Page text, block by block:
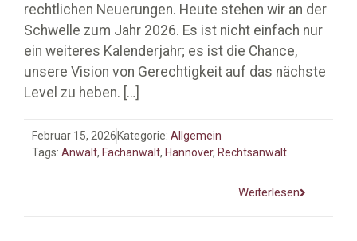
rechtlichen Neuerungen. Heute stehen wir an der
Schwelle zum Jahr 2026. Es ist nicht einfach nur
ein weiteres Kalenderjahr; es ist die Chance,
unsere Vision von Gerechtigkeit auf das nächste
Level zu heben. […]
Februar 15, 2026 Kategorie: Allgemein
Tags: Anwalt, Fachanwalt, Hannover, Rechtsanwalt
Weiterlesen